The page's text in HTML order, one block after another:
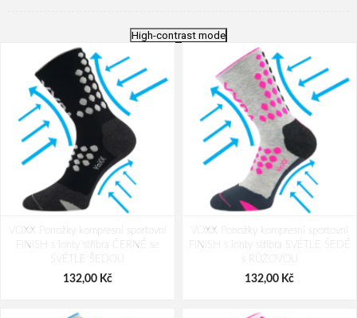
High-contrast mode
VOXX Ponožky kompresní sportovní
FINISH s ionty stříbra ČERNÉ se
SVĚTLE ŠEDOU
132,00 Kč
VOXX Ponožky kompresní sportovní
FINISH s ionty stříbra SVĚTLE ŠEDÉ
s RŮŽOVOU
132,00 Kč